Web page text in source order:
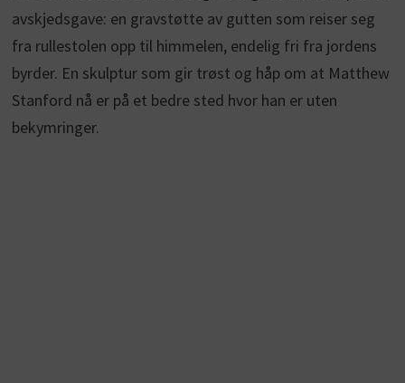
avskjedsgave: en gravstøtte av gutten som reiser seg
fra rullestolen opp til himmelen, endelig fri fra jordens
byrder. En skulptur som gir trøst og håp om at Matthew
Stanford nå er på et bedre sted hvor han er uten
bekymringer.